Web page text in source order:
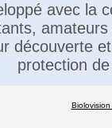
avec la
découverte
protection
Biolovision